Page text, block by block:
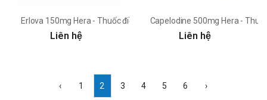
Erlova 150mg Hera - Thuốc điều trị ung thư phổi hiệu quả
Liên hệ
Capelodine 500mg Hera -
Liên hệ
‹ 1 2 3 4 5 6 ›